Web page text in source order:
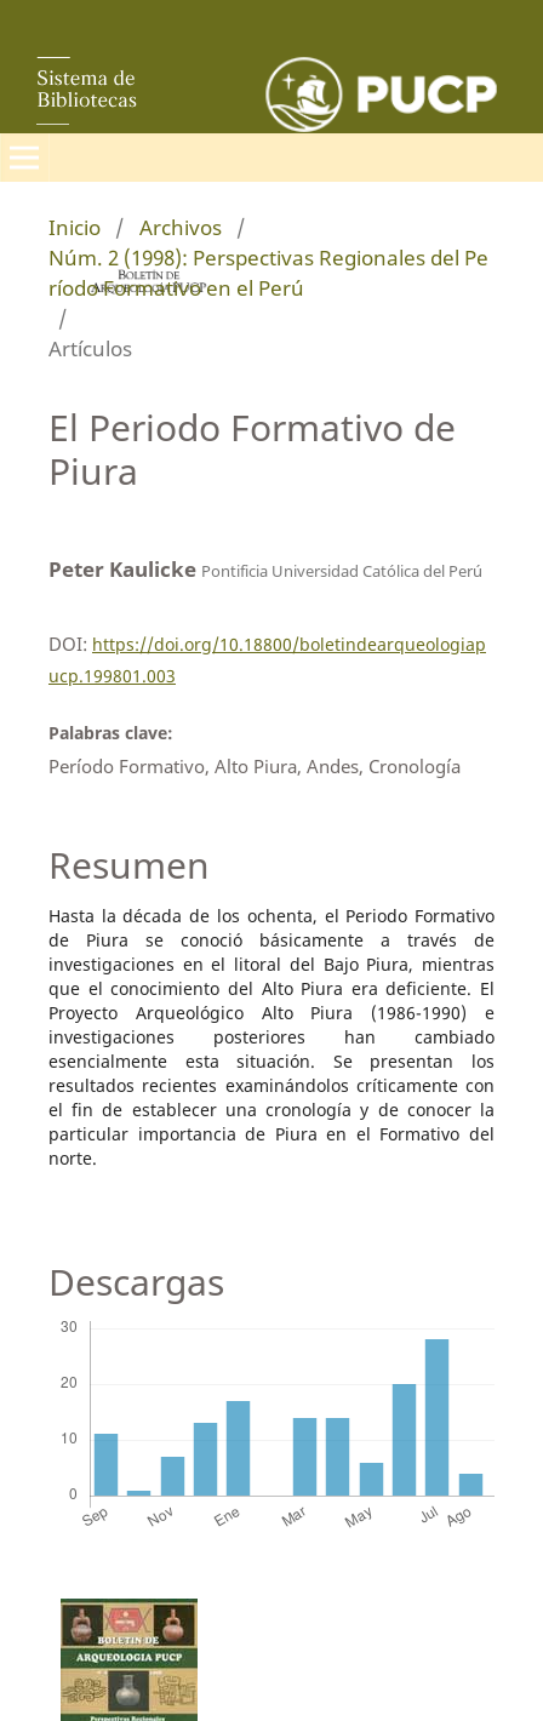
Inicio / Archivos /
Núm. 2 (1998): Perspectivas Regionales del Pe
ríodo Formativo en el Perú
/
Artículos
El Periodo Formativo de
Piura
Peter Kaulicke Pontificia Universidad Católica del Perú
DOI: https://doi.org/10.18800/boletindearqueologiap
ucp.199801.003
Palabras clave:
Período Formativo, Alto Piura, Andes, Cronología
Resumen
Hasta la década de los ochenta, el Periodo Formativo
de Piura se conoció básicamente a través de
investigaciones en el litoral del Bajo Piura, mientras
que el conocimiento del Alto Piura era deficiente. El
Proyecto Arqueológico Alto Piura (1986-1990) e
investigaciones posteriores han cambiado
esencialmente esta situación. Se presentan los
resultados recientes examinándolos críticamente con
el fin de establecer una cronología y de conocer la
particular importancia de Piura en el Formativo del
norte.
Descargas